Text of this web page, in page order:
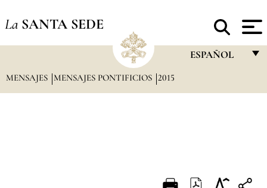
La SANTA SEDE
ESPAÑOL
MENSAJES MENSAJES PONTIFICIOS 2015